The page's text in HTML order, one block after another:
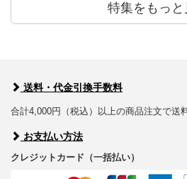
特集をもっと
送料・代金引換手数料
合計4,000円（税込）以上の商品注文で送
お支払い方法
クレジットカード（一括払い）